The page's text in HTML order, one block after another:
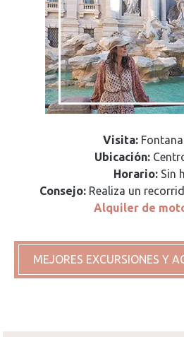
Visita:
Ubicación:
Horario: Sin
Consejo:Realiza un
Alquiler de
MEJORES EXCURSIONES Y